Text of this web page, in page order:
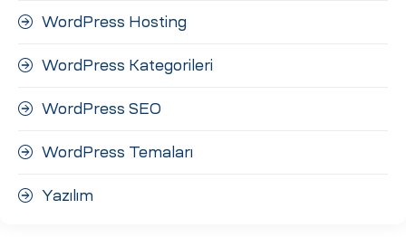
WordPress Hosting
WordPress Kategorileri
WordPress SEO
WordPress Temaları
Yazılım